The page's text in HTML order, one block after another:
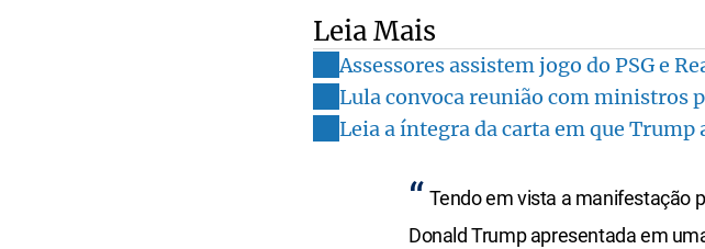
Leia Mais
Assessores assistem jogo do PSG e
Lula convoca reunião com ministros
Leia a íntegra da carta em que
Tendo em vista a manifestação
Donald Trump apresentada em